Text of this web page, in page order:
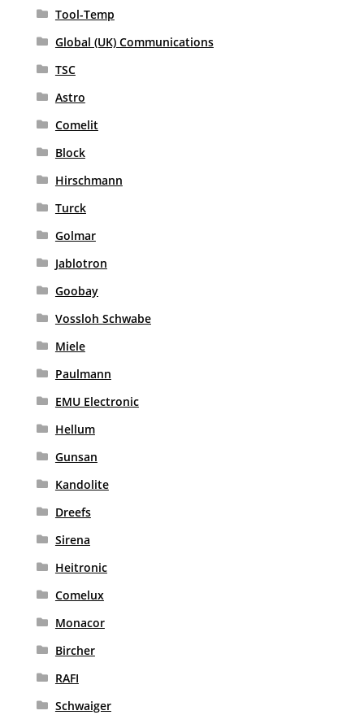
Tool-Temp
Global (UK) Communications
TSC
Astro
Comelit
Block
Hirschmann
Turck
Golmar
Jablotron
Goobay
Vossloh Schwabe
Miele
Paulmann
EMU Electronic
Hellum
Gunsan
Kandolite
Dreefs
Sirena
Heitronic
Comelux
Monacor
Bircher
RAFI
Schwaiger